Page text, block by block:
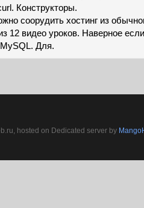
Конструкторы.
соорудить хостинг из
12 видео уроков. Наверное
Для.
hosted on Dedicated server by